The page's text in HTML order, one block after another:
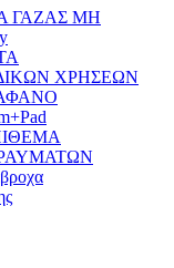
ΓΑΖΑΣ ΜΗ
ΧΡΗΣΕΩΝ